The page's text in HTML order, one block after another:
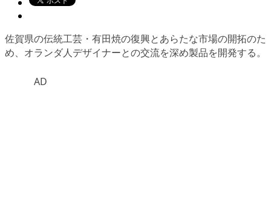
佐賀県の伝統工芸・有田焼の復興とあらたな市場の開拓のた
め、オランダ人デザイナーとの交流を深め製品を開発する。
AD